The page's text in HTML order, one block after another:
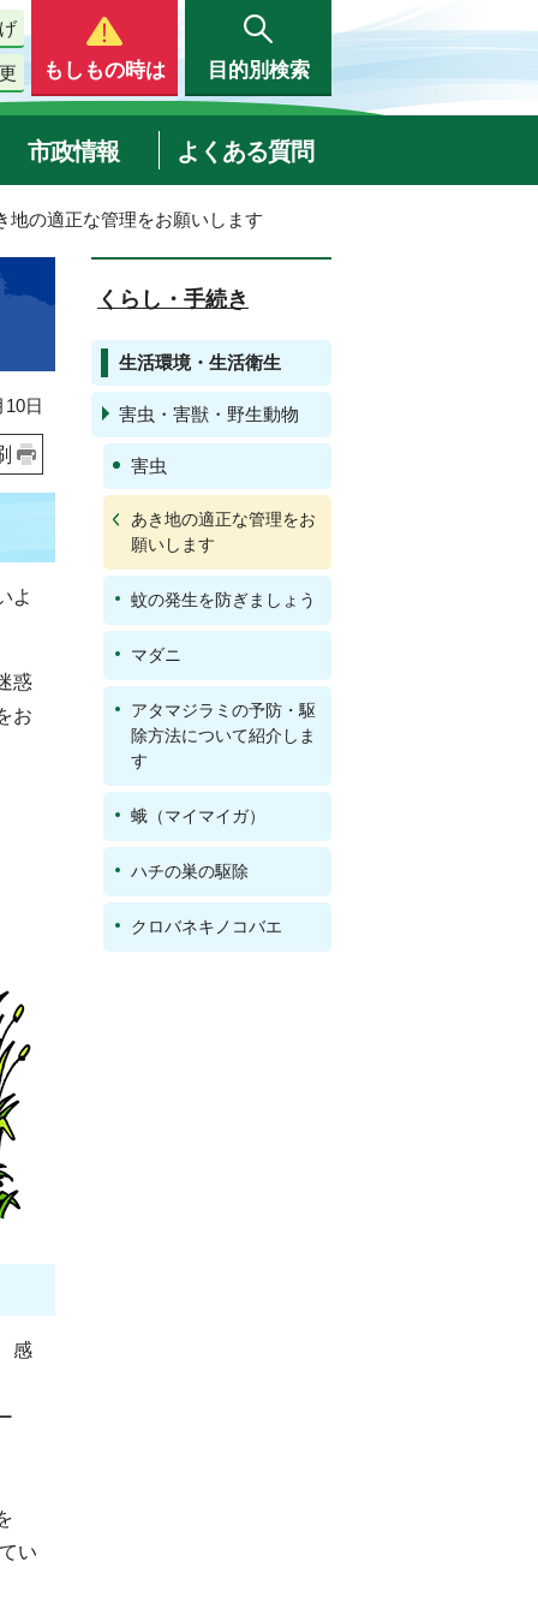
もしもの時は 目的別検索
市政情報 よくある質問
地の適正な管理をお願いします
日
よ
惑
お
感
い
くらし・手続き
生活環境・生活衛生
害虫・害獣・野生動物
害虫
あき地の適正な管理をお
願いします
蚊の発生を防ぎましょう
マダニ
アタマジラミの予防・駆
除方法について紹介しま
す
蛾（マイマイガ）
ハチの巣の駆除
クロバネキノコバエ